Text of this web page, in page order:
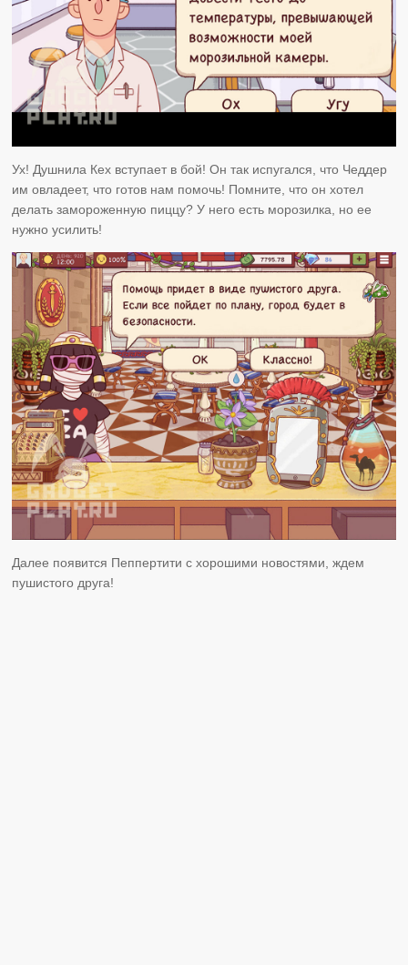
Ух! Душнила Кех вступает в бой! Он так испугался, что Чеддер
им овладеет, что готов нам помочь! Помните, что он хотел
делать замороженную пиццу? У него есть морозилка, но ее
нужно усилить!
Далее появится Пеппертити с хорошими новостями, ждем
пушистого друга!